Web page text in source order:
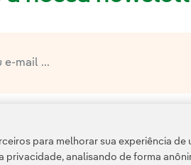
é protegida pelo reCAPTCHA e pela
para melhorar sua experiência de
analisando de forma